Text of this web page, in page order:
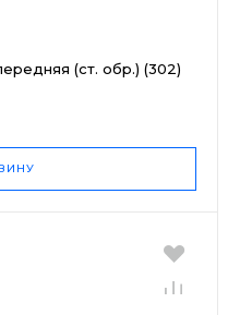
(ст. обр.) (302)